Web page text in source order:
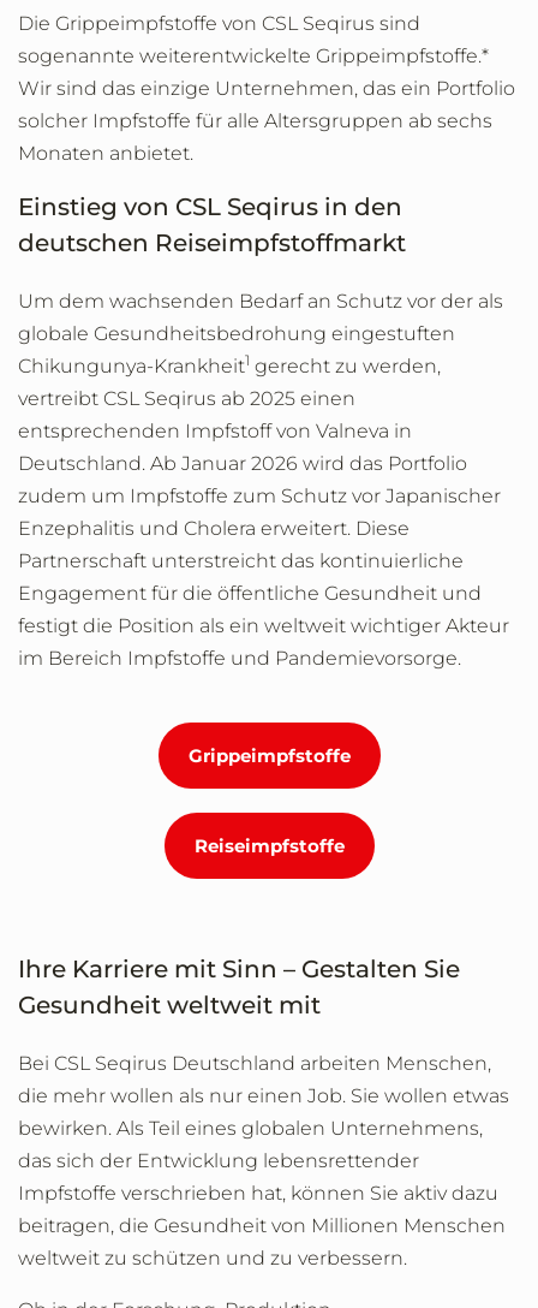
Die Grippeimpfstoffe von CSL Seqirus sind
sogenannte weiterentwickelte Grippeimpfstoffe.*
Wir sind das einzige Unternehmen, das ein Portfolio
solcher Impfstoffe für alle Altersgruppen ab sechs
Monaten anbietet.
Einstieg von CSL Seqirus in den
deutschen Reiseimpfstoffmarkt
Um dem wachsenden Bedarf an Schutz vor der als
globale Gesundheitsbedrohung eingestuften
Chikungunya-Krankheit1 gerecht zu werden,
vertreibt CSL Seqirus ab 2025 einen
entsprechenden Impfstoff von Valneva in
Deutschland. Ab Januar 2026 wird das Portfolio
zudem um Impfstoffe zum Schutz vor Japanischer
Enzephalitis und Cholera erweitert. Diese
Partnerschaft unterstreicht das kontinuierliche
Engagement für die öffentliche Gesundheit und
festigt die Position als ein weltweit wichtiger Akteur
im Bereich Impfstoffe und Pandemievorsorge.
Grippeimpfstoffe
Reiseimpfstoffe
Ihre Karriere mit Sinn – Gestalten Sie
Gesundheit weltweit mit
Bei CSL Seqirus Deutschland arbeiten Menschen,
die mehr wollen als nur einen Job. Sie wollen etwas
bewirken. Als Teil eines globalen Unternehmens,
das sich der Entwicklung lebensrettender
Impfstoffe verschrieben hat, können Sie aktiv dazu
beitragen, die Gesundheit von Millionen Menschen
weltweit zu schützen und zu verbessern.